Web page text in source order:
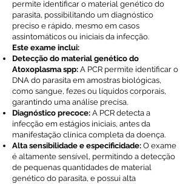
permite identificar o material genético do
parasita, possibilitando um diagnóstico
preciso e rápido, mesmo em casos
assintomáticos ou iniciais da infecção.
Este exame inclui:
Detecção do material genético do
Atoxoplasma spp: A PCR permite identificar o
DNA do parasita em amostras biológicas,
como sangue, fezes ou líquidos corporais,
garantindo uma análise precisa.
Diagnóstico precoce: A PCR detecta a
infecção em estágios iniciais, antes da
manifestação clínica completa da doença.
Alta sensibilidade e especificidade: O exame
é altamente sensível, permitindo a detecção
de pequenas quantidades de material
genético do parasita, e possui alta